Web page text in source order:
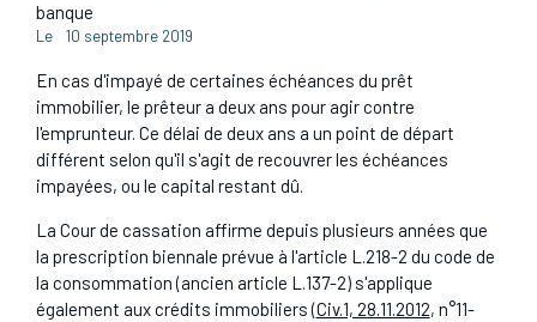
banque
Le 10 septembre 2019
En cas d'impayé de certaines échéances du prêt
immobilier, le prêteur a deux ans pour agir contre
l'emprunteur. Ce délai de deux ans a un point de départ
différent selon qu'il s'agit de recouvrer les échéances
impayées, ou le capital restant dû.
La Cour de cassation affirme depuis plusieurs années que
la prescription biennale prévue à l'article L.218-2 du code de
la consommation (ancien article L.137-2) s'applique
également aux crédits immobiliers (Civ.1, 28.11.2012, n°11-